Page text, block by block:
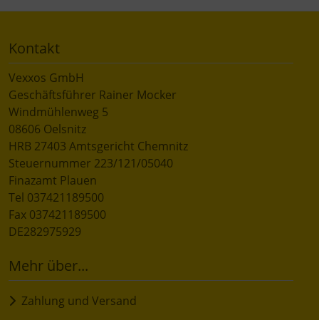
Kontakt
Vexxos GmbH
Geschäftsführer Rainer Mocker
Windmühlenweg 5
08606 Oelsnitz
HRB 27403 Amtsgericht Chemnitz
Steuernummer 223/121/05040
Finazamt Plauen
Tel 037421189500
Fax 037421189500
DE282975929
Mehr über...
Zahlung und Versand